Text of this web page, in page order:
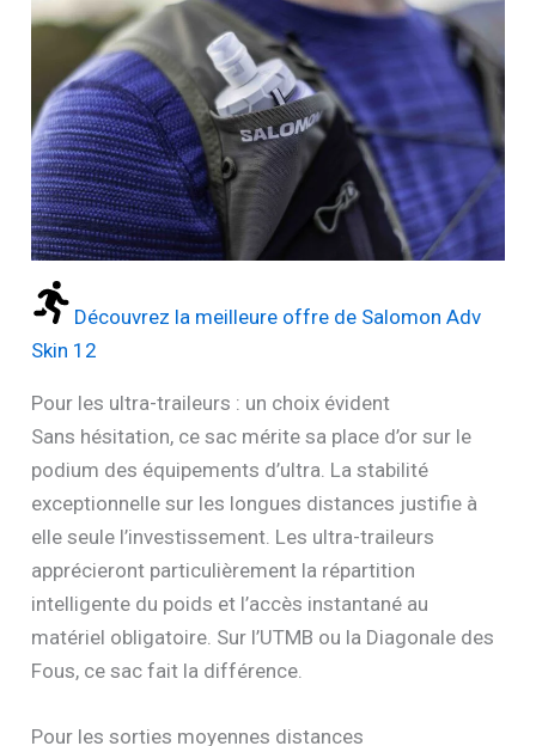
Découvrez la meilleure offre de Salomon Adv
Skin 12
Pour les ultra-traileurs : un choix évident
Sans hésitation, ce sac mérite sa place d’or sur le
podium des équipements d’ultra. La stabilité
exceptionnelle sur les longues distances justifie à
elle seule l’investissement. Les ultra-traileurs
apprécieront particulièrement la répartition
intelligente du poids et l’accès instantané au
matériel obligatoire. Sur l’UTMB ou la Diagonale des
Fous, ce sac fait la différence.
Pour les sorties moyennes distances